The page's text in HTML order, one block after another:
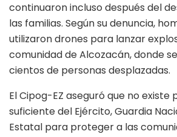
continuaron incluso después del
las familias. Según su denuncia,
utilizaron drones para lanzar
comunidad de Alcozacán, donde
cientos de personas desplazadas.
El Cipog-EZ aseguró que no existe
suficiente del Ejército, Guardia
Estatal para proteger a las